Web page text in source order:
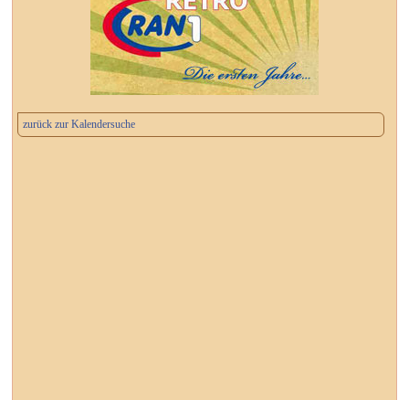
zurück zur Kalendersuche